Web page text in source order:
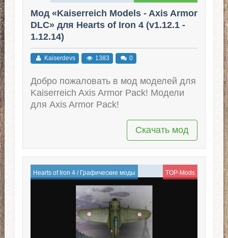
Мод «Kaiserreich Models - Axis Armor
DLC» для Hearts of Iron 4 (v1.12.1 -
1.12.14)
Kaiserdevs 1383 0
Добро пожаловать в мод моделей для
Kaiserreich Axis Armor Pack! Модели
для Axis Armor Pack!
Скачать мод
Hearts of Iron 4/ Графические моды TOP-Mods